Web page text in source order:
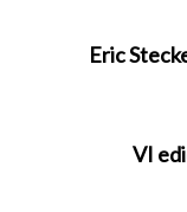
Eric
VI